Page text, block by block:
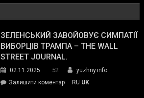
ЗЕЛЕНСЬКИЙ ЗАВОЙОВУЄ СИМПАТІЇ
ВИБОРЦІВ ТРАМПА – THE WALL
STREET JOURNAL.
02.11.2025 52
yuzhny.info
Залишити коментарon
RU UK